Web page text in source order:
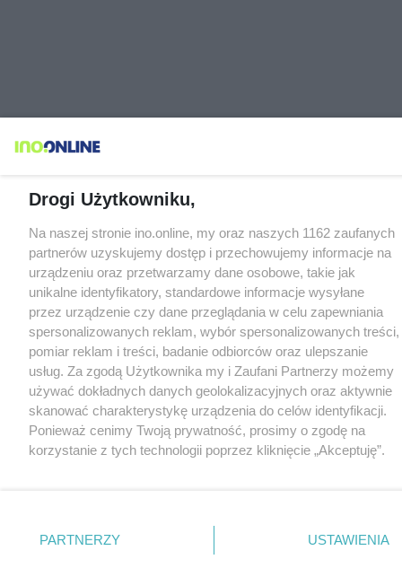
Drogi Użytkowniku,
Na naszej stronie ino.online, my oraz naszych 1162 zaufanych
partnerów uzyskujemy dostęp i przechowujemy informacje na
urządzeniu oraz przetwarzamy dane osobowe, takie jak
unikalne identyfikatory, standardowe informacje wysyłane
przez urządzenie czy dane przeglądania w celu zapewniania
spersonalizowanych reklam, wybór spersonalizowanych treści,
pomiar reklam i treści, badanie odbiorców oraz ulepszanie
usług. Za zgodą Użytkownika my i Zaufani Partnerzy możemy
używać dokładnych danych geolokalizacyjnych oraz aktywnie
skanować charakterystykę urządzenia do celów identyfikacji.
Ponieważ cenimy Twoją prywatność, prosimy o zgodę na
korzystanie z tych technologii poprzez kliknięcie „Akceptuję”.
nie wymagają zgody użytkownika, ale masz prawo sprzeciwić
się takiemu przetwarzaniu. Preferencje będą miały
PARTNERZY USTAWIENIA